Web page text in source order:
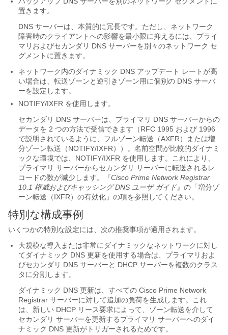
置きます。
DNS サーバーは、本質的に冗長です。ただし、ネットワーク
障害時のクライアントへの影響を最小限に抑えるには、プライ
マリおよびセカンダリ DNS サーバーを別々のネットワーク セ
グメントに置きます。
ネットワーク内のダイナミック DNS アップデート レートが高
い場合は、転送ゾーンと逆引きゾーン用に個別の DNS サーバ
ーを設定します。
NOTIFY/IXFR を使用します。
セカンダリ DNS サーバーは、プライマリ DNS サーバーからの
データを 2 つの方法で受信できます（RFC 1995 および 1996
で説明されているように、フルゾーン転送（AXFR）または増
分ゾーン転送（NOTIFY/IXFR））。名前空間が比較的ダイナミ
ックな環境では、NOTIFY/IXFR を使用します。これにより、
プライマリ サーバーからセカンダリ サーバーに転送されるレ
コードの数が減少します。
『Cisco Prime Network Registrar
10.1 権威およびキャッシング DNS ユーザ ガイド』の「増分ゾ
ーン転送（IXFR）の有効化」の項を参照してください。
特別な構成事例
いくつかの特別な設定には、次の推奨事項が適用されます。
大規模な導入または非常にダイナミックなネットワークに対し
てダイナミック DNS 更新を使用する場合は、プライマリおよ
びセカンダリ DNS サーバーと DHCP サーバーを複数のクラス
タに分割します。
ダイナミック DNS 更新は、すべての Cisco Prime Network
Registrar サーバーに対して追加の負荷を生成します。これ
は、新しい DHCP リース要求によって、ゾーン転送を介して
セカンダリ サーバーを更新するプライマリ サーバーへのダイ
ナミック DNS 更新がトリガーされるためです。